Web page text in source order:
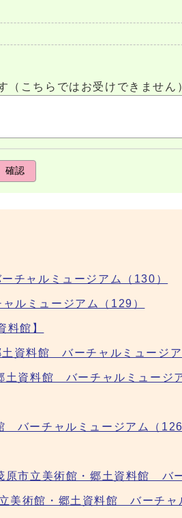
（こちらではお受けできません
確認
チャルミュージアム（130）
ルミュージアム（129）
料館】
資料館 バーチャルミュージア
土資料館 バーチャルミュージ
バーチャルミュージアム（126
市立美術館・郷土資料館 バ
美術館・郷土資料館 バーチャ